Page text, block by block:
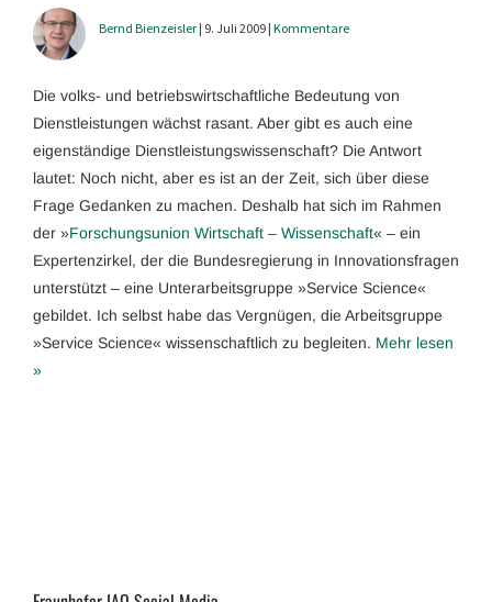
Bernd Bienzeisler | 9. Juli 2009 | Kommentare
Die volks- und betriebswirtschaftliche Bedeutung von
Dienstleistungen wächst rasant. Aber gibt es auch eine
eigenständige Dienstleistungswissenschaft? Die Antwort
lautet: Noch nicht, aber es ist an der Zeit, sich über diese
Frage Gedanken zu machen. Deshalb hat sich im Rahmen
der »Forschungsunion Wirtschaft – Wissenschaft« – ein
Expertenzirkel, der die Bundesregierung in Innovationsfragen
unterstützt – eine Unterarbeitsgruppe »Service Science«
gebildet. Ich selbst habe das Vergnügen, die Arbeitsgruppe
»Service Science« wissenschaftlich zu begleiten. Mehr lesen
»